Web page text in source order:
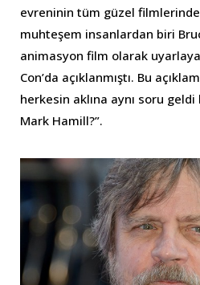
evreninin tüm güzel
muhteşem insanlardan biri
animasyon film olarak
Con’da açıklanmıştı. Bu
herkesin aklına aynı soru geldi
Mark Hamill?”.